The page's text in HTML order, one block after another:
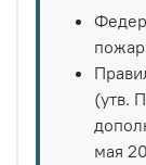
(утв.
мая